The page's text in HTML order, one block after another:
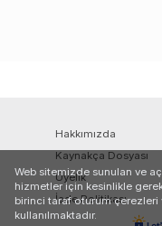
Hakkımızda
Kaynakça Dosyası
Üyelik
İade Politikası
Web sitemizde sunulan ve
hizmetler için kesinlikle
birinci taraf oturum çerezleri
kullanılmaktadır.